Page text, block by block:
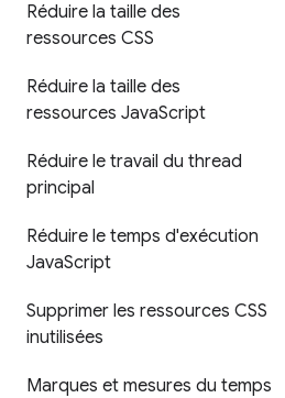
Réduire la taille des
ressources CSS
Réduire la taille des
ressources JavaScript
Réduire le travail du thread
principal
Réduire le temps d'exécution
JavaScript
Supprimer les ressources CSS
inutilisées
Marques et mesures du temps